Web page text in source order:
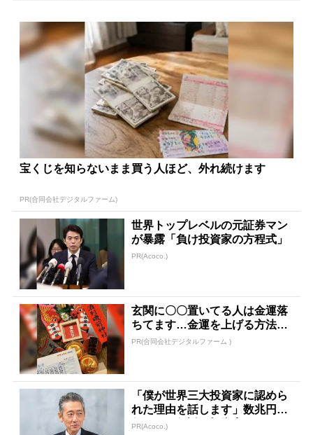
宝くじを知らないまま買う人ほど、外れ続けます
PR(合同会社デジタルファーム)
世界トップレベルの元証券マン
が暴露「負け投資家の方程式」
PR(Acoco.)
玄関に〇〇置いてる人は金運落
ちてます…金運を上げる方法と
は
PR(合同会社デジタルファーム )
「僕が世界三大投資家に認めら
れた理由を話します」数兆円を
任された伝説の投資家
PR(Acoco.)